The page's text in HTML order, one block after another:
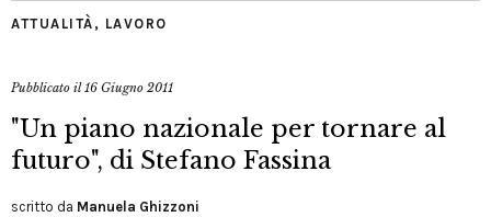
ATTUALITÀ , LAVORO
Pubblicato il16 Giugno 2011
"Un piano nazionale per tornare al
futuro", di Stefano Fassina
scritto da Manuela Ghizzoni